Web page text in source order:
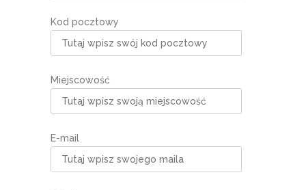
Kod pocztowy
Miejscowość
E-mail